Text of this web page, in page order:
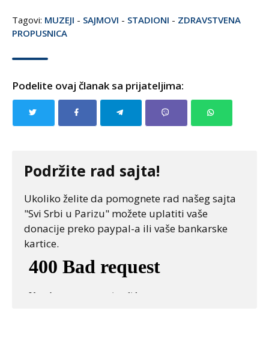
Tagovi: MUZEJI - SAJMOVI - STADIONI - ZDRAVSTVENA
PROPUSNICA
Podelite ovaj članak sa prijateljima:
Podržite rad sajta!
Ukoliko želite da pomognete rad našeg sajta
"Svi Srbi u Parizu" možete uplatiti vaše
donacije preko paypal-a ili vaše bankarske
kartice.